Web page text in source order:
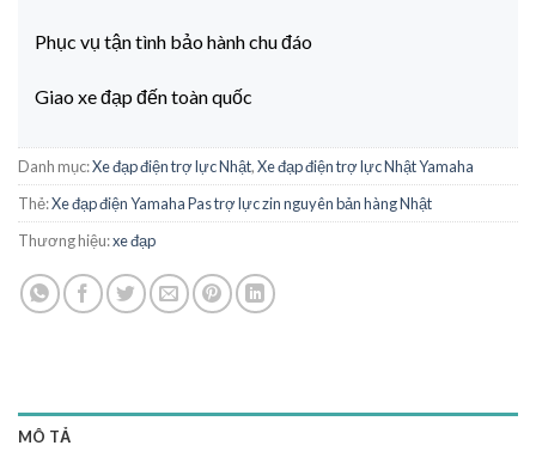
Phục vụ tận tình bảo hành chu đáo
Giao xe đạp đến toàn quốc
Danh mục:Xe đạp điện trợ lực Nhật,Xe đạp điện trợ lực Nhật Yamaha
Thẻ:Xe đạp điện Yamaha Pas trợ lực zin nguyên bản hàng Nhật
Thương hiệu:xe đạp
MÔ TẢ